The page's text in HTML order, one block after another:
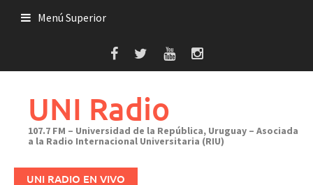
Menú Superior
UNI Radio
107.7 FM – Universidad de la República, Uruguay – Asociada
a la Radio Internacional Universitaria (RIU)
UNI RADIO EN VIVO